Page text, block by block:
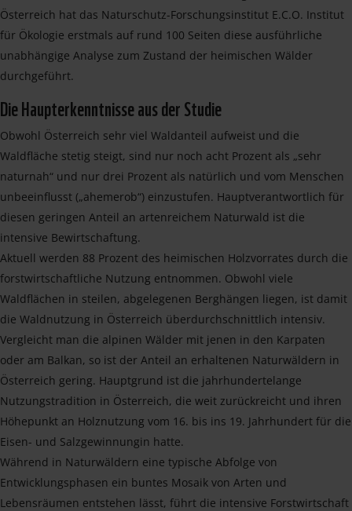
Österreich hat das Naturschutz-Forschungsinstitut E.C.O. Institut
für Ökologie erstmals auf rund 100 Seiten diese ausführliche
unabhängige Analyse zum Zustand der heimischen Wälder
durchgeführt.
Die Haupterkenntnisse aus der Studie
Obwohl Österreich sehr viel Waldanteil aufweist und die
Waldfläche stetig steigt, sind nur noch acht Prozent als „sehr
naturnah“ und nur drei Prozent als natürlich und vom Menschen
unbeeinflusst („ahemerob“) einzustufen. Hauptverantwortlich für
diesen geringen Anteil an artenreichem Naturwald ist die
intensive Bewirtschaftung.
Aktuell werden 88 Prozent des heimischen Holzvorrates durch die
forstwirtschaftliche Nutzung entnommen. Obwohl viele
Waldflächen in steilen, abgelegenen Berghängen liegen, ist damit
die Waldnutzung in Österreich überdurchschnittlich intensiv.
Vergleicht man die alpinen Wälder mit jenen in den Karpaten
oder am Balkan, so ist der Anteil an erhaltenen Naturwäldern in
Österreich gering. Hauptgrund ist die jahrhundertelange
Nutzungstradition in Österreich, die weit zurückreicht und ihren
Höhepunkt an Holznutzung vom 16. bis ins 19. Jahrhundert für die
Eisen- und Salzgewinnungin hatte.
Während in Naturwäldern eine typische Abfolge von
Entwicklungsphasen ein buntes Mosaik von Arten und
Lebensräumen entstehen lässt, führt die intensive Forstwirtschaft